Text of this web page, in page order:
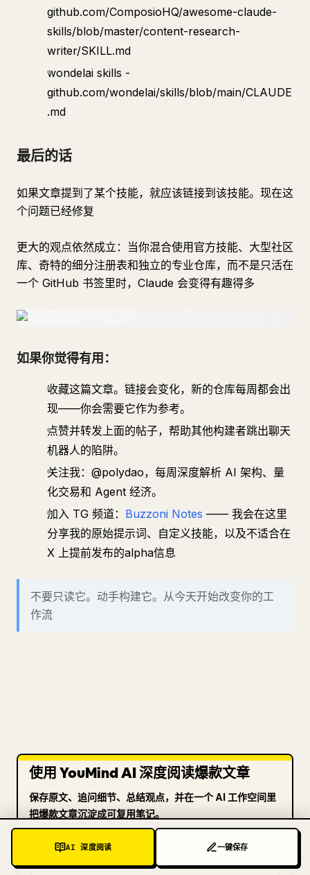
github.com/ComposioHQ/awesome-claude-
skills/blob/master/content-research-
writer/SKILL.md
wondelai skills -
github.com/wondelai/skills/blob/main/CLAUDE
.md
最后的话
如果文章提到了某个技能，就应该链接到该技能。现在这
个问题已经修复
更大的观点依然成立：当你混合使用官方技能、大型社区
库、奇特的细分注册表和独立的专业仓库，而不是只活在
一个 GitHub 书签里时，Claude 会变得有趣得多
如果你觉得有用：
收藏这篇文章。链接会变化，新的仓库每周都会出
现——你会需要它作为参考。
点赞并转发上面的帖子，帮助其他构建者跳出聊天
机器人的陷阱。
关注我：@polydao，每周深度解析 AI 架构、量
化交易和 Agent 经济。
加入 TG 频道： Buzzoni Notes —— 我会在这里
分享我的原始提示词、自定义技能，以及不适合在
X 上提前发布的alpha信息
不要只读它。动手构建它。从今天开始改变你的工
作流
AI 深度阅读 一键保存
使用 YouMind AI 深度阅读爆款文章
保存原文、追问细节、总结观点，并在一个 AI 工作空间里
把爆款文章沉淀成可复用笔记。
了解 YOUMIND